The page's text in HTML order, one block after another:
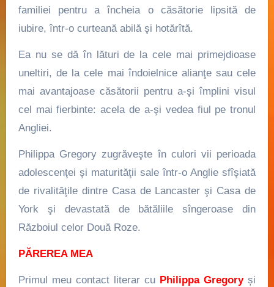
familiei pentru a încheia o căsătorie lipsită de
iubire, într-o curteană abilă şi hotărîtă.
Ea nu se dă în lături de la cele mai primejdioase
uneltiri, de la cele mai îndoielnice alianţe sau cele
mai avantajoase căsătorii pentru a-şi împlini visul
cel mai fierbinte: acela de a-şi vedea fiul pe tronul
Angliei.
Philippa Gregory zugrăveşte în culori vii perioada
adolescenţei şi maturităţii sale într-o Anglie sfîşiată
de rivalităţile dintre Casa de Lancaster şi Casa de
York şi devastată de bătăliile sîngeroase din
Războiul celor Două Roze.
PĂREREA MEA
Primul meu contact literar cu Philippa Gregoryși